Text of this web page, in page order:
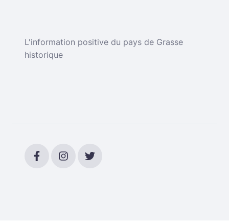
L'information positive du pays de Grasse
historique